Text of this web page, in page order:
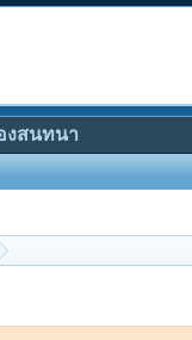
งสนทนา